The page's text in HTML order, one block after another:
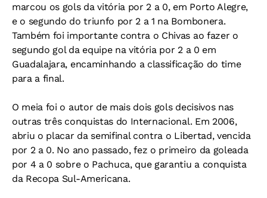
marcou os gols da vitória por 2 a 0, em Porto Alegre,
e o segundo do triunfo por 2 a 1 na Bombonera.
Também foi importante contra o Chivas ao fazer o
segundo gol da equipe na vitória por 2 a 0 em
Guadalajara, encaminhando a classificação do time
para a final.
O meia foi o autor de mais dois gols decisivos nas
outras três conquistas do Internacional. Em 2006,
abriu o placar da semifinal contra o Libertad, vencida
por 2 a 0. No ano passado, fez o primeiro da goleada
por 4 a 0 sobre o Pachuca, que garantiu a conquista
da Recopa Sul-Americana.